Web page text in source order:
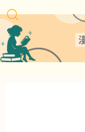
MENU